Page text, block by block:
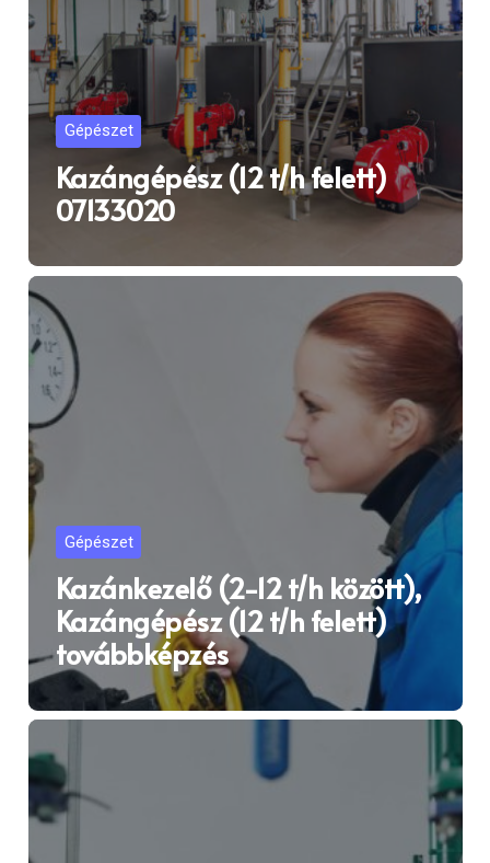
Gépészet
Kazángépész (12 t/h felett)
07133020
Gépészet
Kazánkezelő (2-12 t/h között),
Kazángépész (12 t/h felett)
továbbképzés